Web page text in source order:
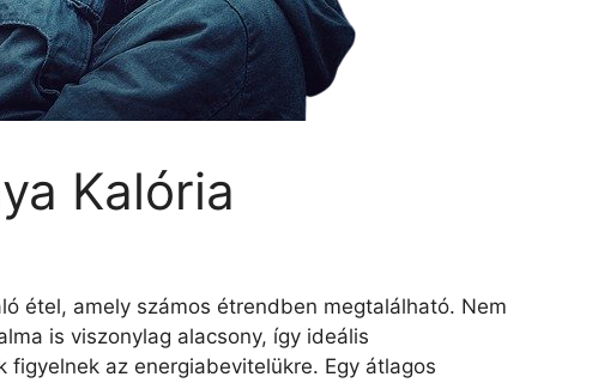
Kalória
étel, amely számos étrendben megtalálható. Nem
is viszonylag alacsony, így ideális
figyelnek az energiabevitelükre. Egy átlagos